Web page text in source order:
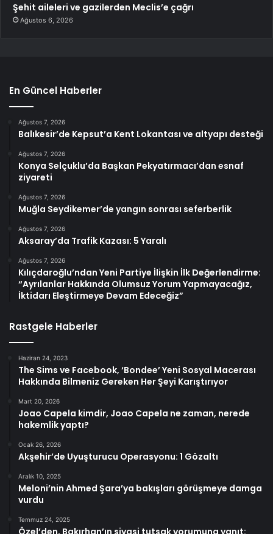
Şehit aileleri ve gazilerden Meclis’e çağrı
Ağustos 6, 2026
En Güncel Haberler
Ağustos 7, 2026
Balıkesir’de Kepsut’a Kent Lokantası ve altyapı desteği
Ağustos 7, 2026
Konya Selçuklu’da Başkan Pekyatırmacı’dan esnaf
ziyareti
Ağustos 7, 2026
Muğla Seydikemer’de yangın sonrası seferberlik
Ağustos 7, 2026
Aksaray’da Trafik Kazası: 5 Yaralı
Ağustos 7, 2026
Kılıçdaroğlu’ndan Yeni Partiye İlişkin İlk Değerlendirme:
“Ayrılanlar Hakkında Olumsuz Yorum Yapmayacağız,
İktidarı Eleştirmeye Devam Edeceğiz”
Rastgele Haberler
Haziran 24, 2023
The Sims ve Facebook, ‘Bondee’ Yeni Sosyal Macerası
Hakkında Bilmeniz Gereken Her Şeyi Karıştırıyor
Mart 20, 2026
Joao Capela kimdir, Joao Capela ne zaman, nerede
hakemlik yaptı?
Ocak 26, 2026
Akşehir’de Uyuşturucu Operasyonu: 1 Gözaltı
Aralık 10, 2025
Meloni’nin Ahmed Şara’ya bakışları görüşmeye damga
vurdu
Temmuz 24, 2025
Özel’den, Bakırhan’ın siyasi tutsak yorumuna yanıt: